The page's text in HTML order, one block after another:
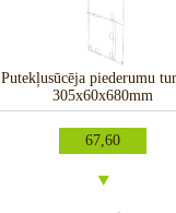
Putekļusūcēja piederumu
305x60x680mm
67,60